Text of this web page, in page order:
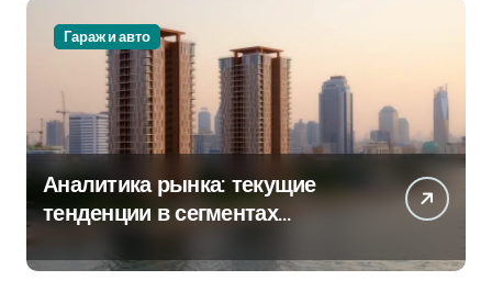
Гараж и авто
Аналитика рынка: текущие
тенденции в сегментах